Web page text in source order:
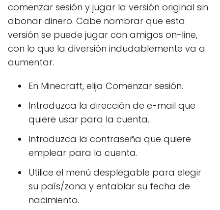
comenzar sesión y jugar la versión original sin
abonar dinero. Cabe nombrar que esta
versión se puede jugar con amigos on-line,
con lo que la diversión indudablemente va a
aumentar.
En Minecraft, elija Comenzar sesión.
Introduzca la dirección de e-mail que
quiere usar para la cuenta.
Introduzca la contraseña que quiere
emplear para la cuenta.
Utilice el menú desplegable para elegir
su país/zona y entablar su fecha de
nacimiento.